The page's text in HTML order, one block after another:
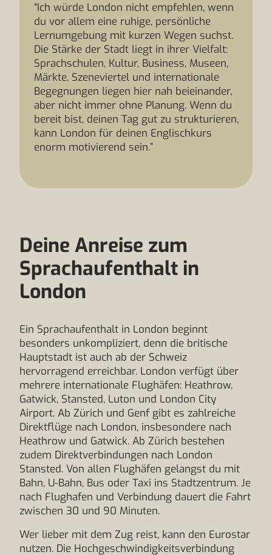
“Ich würde London nicht empfehlen, wenn
du vor allem eine ruhige, persönliche
Lernumgebung mit kurzen Wegen suchst.
Die Stärke der Stadt liegt in ihrer Vielfalt:
Sprachschulen, Kultur, Business, Museen,
Märkte, Szeneviertel und internationale
Begegnungen liegen hier nah beieinander,
aber nicht immer ohne Planung. Wenn du
bereit bist, deinen Tag gut zu strukturieren,
kann London für deinen Englischkurs
enorm motivierend sein.”
Deine Anreise zum
Sprachaufenthalt in
London
Ein Sprachaufenthalt in London beginnt
besonders unkompliziert, denn die britische
Hauptstadt ist auch ab der Schweiz
hervorragend erreichbar. London verfügt über
mehrere internationale Flughäfen: Heathrow,
Gatwick, Stansted, Luton und London City
Airport. Ab Zürich und Genf gibt es zahlreiche
Direktflüge nach London, insbesondere nach
Heathrow und Gatwick. Ab Zürich bestehen
zudem Direktverbindungen nach London
Stansted. Von allen Flughäfen gelangst du mit
Bahn, U-Bahn, Bus oder Taxi ins Stadtzentrum. Je
nach Flughafen und Verbindung dauert die Fahrt
zwischen 30 und 90 Minuten.
Wer lieber mit dem Zug reist, kann den Eurostar
nutzen. Die Hochgeschwindigkeitsverbindung